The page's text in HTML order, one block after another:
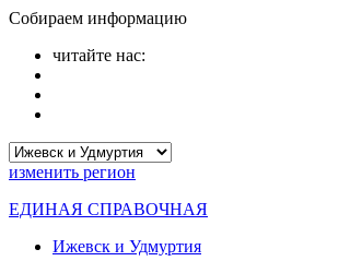
Собираем информацию
читайте нас:
изменить регион
ЕДИНАЯ СПРАВОЧНАЯ
Ижевск и Удмуртия